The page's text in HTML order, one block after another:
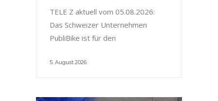
TELE Z aktuell vom 05.08.2026:
Das Schweizer Unternehmen
PubliBike ist für den
5. August 2026